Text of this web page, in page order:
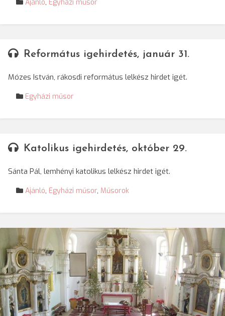
Ajánló, Egyházi műsor
Református igehirdetés, január 31.
Mózes István, rákosdi református lelkész hirdet igét.
Egyházi műsor
Katolikus igehirdetés, október 29.
Sánta Pál, lemhényi katolikus lelkész hirdet igét.
Ajánló, Egyházi műsor, Műsorok